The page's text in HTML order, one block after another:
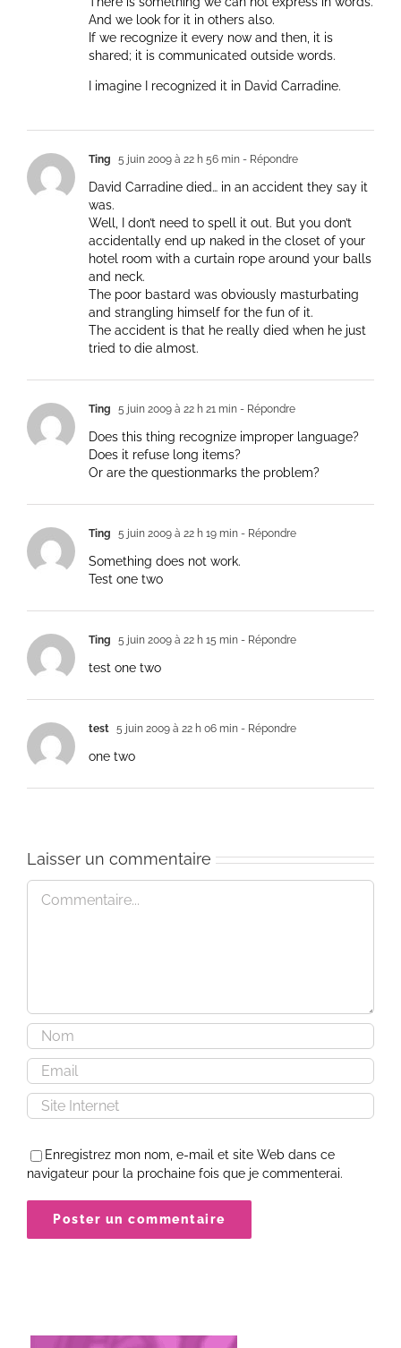
And we look for it in others also.
If we recognize it every now and then, it is
shared; it is communicated outside words.
I imagine I recognized it in David Carradine.
Ting 5 juin 2009 à 22 h 56 min - Répondre
David Carradine died… in an accident they say it
was.
Well, I don’t need to spell it out. But you don’t
accidentally end up naked in the closet of your
hotel room with a curtain rope around your balls
and neck.
The poor bastard was obviously masturbating
and strangling himself for the fun of it.
The accident is that he really died when he just
tried to die almost.
Ting 5 juin 2009 à 22 h 21 min - Répondre
Does this thing recognize improper language?
Does it refuse long items?
Or are the questionmarks the problem?
Ting 5 juin 2009 à 22 h 19 min - Répondre
Something does not work.
Test one two
Ting 5 juin 2009 à 22 h 15 min - Répondre
test one two
test 5 juin 2009 à 22 h 06 min - Répondre
one two
Laisser un commentaire
Commentaire
Enregistrez mon nom, e-mail et site Web dans ce
navigateur pour la prochaine fois que je commenterai.